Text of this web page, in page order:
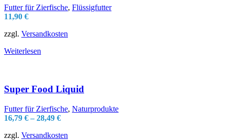
Futter für Zierfische, Flüssigfutter
11,90 €
zzgl. Versandkosten
Weiterlesen
Super Food Liquid
Futter für Zierfische, Naturprodukte
16,79 €–28,49 €
zzgl. Versandkosten